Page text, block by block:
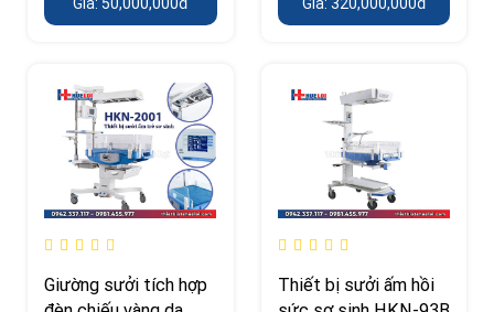
DAVID
Giường sưởi tích hợp
Thiết bị sưởi ấm hồi